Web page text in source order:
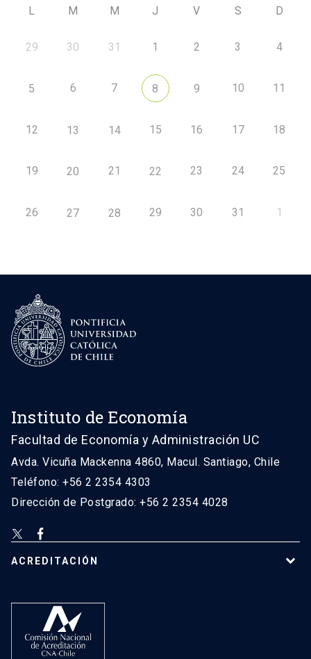
L M M J V S D
29 30 31 1 2 3 4
5 6 7 8 9 10 11
12 13 14 15 16 17 18
19 20 21 22 23 24 25
26 27 28 29 30 31 1
Instituto de Economía
Facultad de Economía y Administración UC
Avda. Vicuña Mackenna 4860, Macul. Santiago, Chile
Teléfono: +56 2 2354 4303
Dirección de Postgrado: +56 2 2354 4028
ACREDITACIÓN